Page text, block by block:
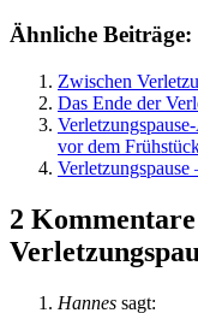
Ähnliche Beiträge:
Zwischen
Das Ende der
vor dem
2
Hannes sagt: